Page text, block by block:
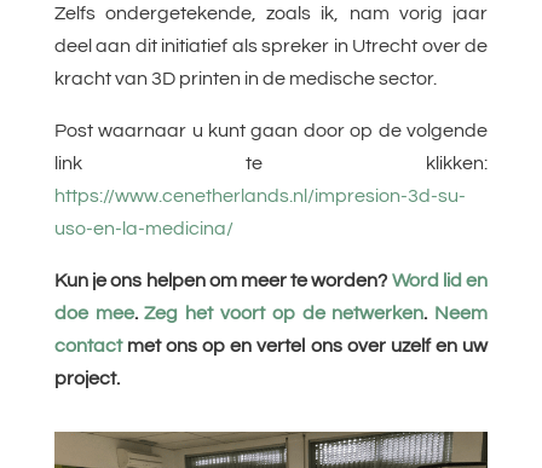
Zelfs ondergetekende, zoals ik, nam vorig jaar
deel aan dit initiatief als spreker in Utrecht over de
kracht van 3D printen in de medische sector.
Post waarnaar u kunt gaan door op de volgende
link te klikken:
https://www.cenetherlands.nl/impresion-3d-su-
uso-en-la-medicina/
Kun je ons helpen om meer te worden? Word lid en
doe mee.Zeg het voort op de netwerken. Neem
contactmet ons op en vertel ons over uzelf en uw
project.